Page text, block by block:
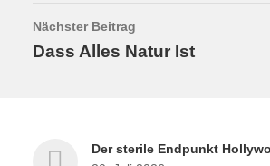
Nächster Beitrag
Dass Alles Natur Ist
Der sterile Endpunkt